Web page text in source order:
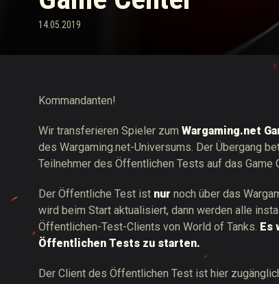
Ratgeber zu
14.05.2019
Kommandanten!
Wir transferieren Spieler zum Wargaming.net
des Wargaming.net-Universums. Der Übergang
Teilnehmer des Öffentlichen Tests auf das Game
Der Öffentliche Test ist nur noch über das
wird beim Start aktualisiert, dann werden alle
Öffentlichen-Test-Clients von World of Tanks. Es
Öffentlichen Tests zu starten.
Der Client des Öffentlichen Test ist hier